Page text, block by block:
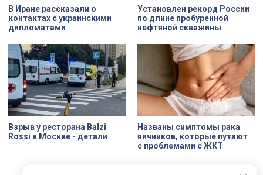
В Иране рассказали о
контактах с украинскими
дипломатами
Установлен рекорд России
по длине пробуренной
нефтяной скважины
Взрыв у ресторана Balzi
Rossi в Москве - детали
Названы симптомы рака
яичников, которые путают
с проблемами с ЖКТ